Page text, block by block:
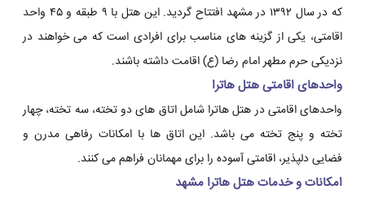
که در سال ۱۳۹۲ در مشهد افتتاح گردید. این هتل با ۹ طبقه و ۴۵ واحد
اقامتی، یکی از گزینه های مناسب برای افرادی است که می خواهند در
نزدیکی حرم مطهر امام رضا (ع) اقامت داشته باشند.
واحدهای اقامتی هتل هاترا
واحدهای اقامتی در هتل هاترا شامل اتاق های دو تخته، سه تخته، چهار
تخته و پنج تخته می باشد. این اتاق ها با امکانات رفاهی مدرن و
فضایی دلپذیر، اقامتی آسوده را برای مهمانان فراهم می کنند.
امکانات و خدمات هتل هاترا مشهد